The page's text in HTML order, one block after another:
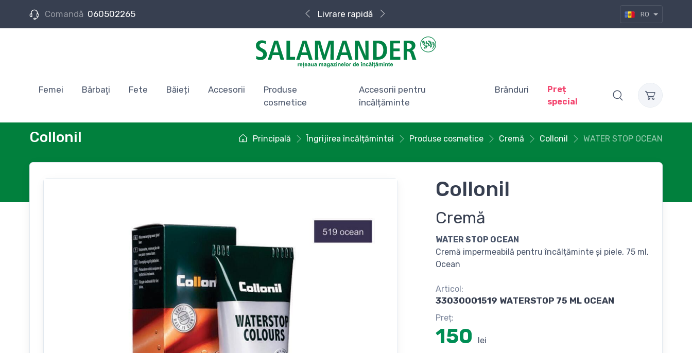
Comandă 060502265 Livrare rapidă RO
Femei Bărbaţi Fete Băieți Accesorii
Produse
cosmetice
Accesorii pentru
încălțăminte
Brănduri
Preț
special
Principală Îngrijirea încălțămintei Produse cosmetice Cremă Collonil WATER STOP OCEAN
Collonil
Collonil
Cremă
WATER STOP OCEAN
Сremă impermeabilă pentru încălțăminte și piele, 75 ml,
Ocean
Articol:
33030001519 WATERSTOP 75 ML OCEAN
Preț:
150
lei